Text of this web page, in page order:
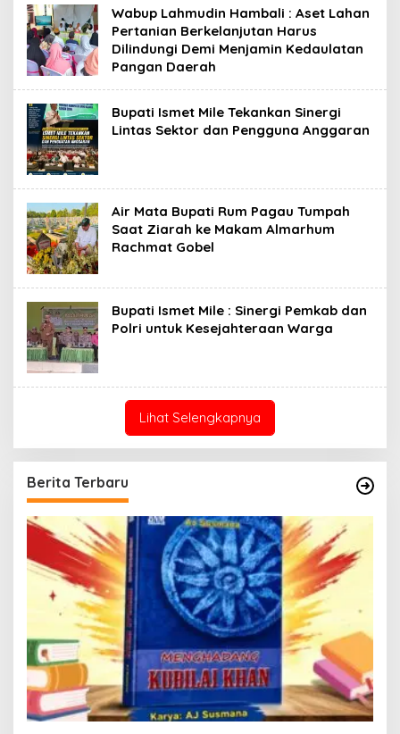
Wabup Lahmudin Hambali : Aset Lahan
Pertanian Berkelanjutan Harus
Dilindungi Demi Menjamin Kedaulatan
Pangan Daerah
Bupati Ismet Mile Tekankan Sinergi
Lintas Sektor dan Pengguna Anggaran
Air Mata Bupati Rum Pagau Tumpah
Saat Ziarah ke Makam Almarhum
Rachmat Gobel
Bupati Ismet Mile : Sinergi Pemkab dan
Polri untuk Kesejahteraan Warga
Lihat Selengkapnya
Berita Terbaru